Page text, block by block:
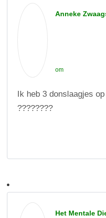
Anneke
om
Ik heb 3 donslaagjes
????????
Het Mentale